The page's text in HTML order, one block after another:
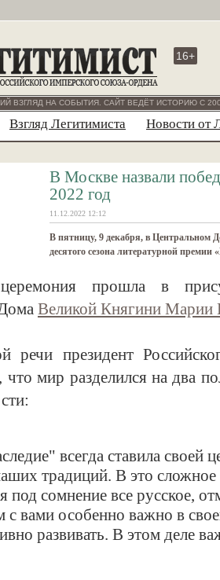
16+
ВЗГЛЯД НА СОБЫТИЯ. САЙТ ВЕДЁТ ИСТОРИЮ С
Взгляд Легитимиста Новости от
В Москве назвали
2022 год
11.12.2022 12:12
В пятницу, 9 декабря, в Центральном
десятого сезона литературной премии
прошла в
Великой Княгини Марии
речи президент
что мир разделился на два
всегда ставила своей
традиций. В это сложное
под сомнение все русское,
с вами особенно важно в
развивать. В этом деле